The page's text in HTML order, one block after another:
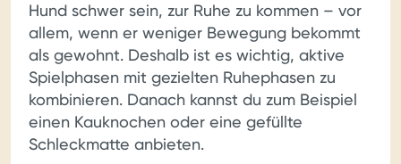
Hund schwer sein, zur Ruhe zu kommen – vor
allem, wenn er weniger Bewegung bekommt
als gewohnt. Deshalb ist es wichtig, aktive
Spielphasen mit gezielten Ruhephasen zu
kombinieren. Danach kannst du zum Beispiel
einen Kauknochen oder eine gefüllte
Schleckmatte anbieten.